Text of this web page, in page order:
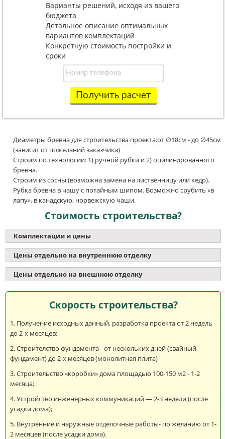
Варианты решений, исходя из вашего
бюджета
Детальное описание оптимальных
вариантов комплектаций
Конкретную стоимость постройки и
сроки
Получить расчет
Диаметры бревна для строительства проекта:от ∅18см - до ∅45см
(зависит от пожеланий заказчика)
Строим по технологии: 1) ручной рубки и 2) оцилиндрованного
бревна.
Строим из сосны (возможна замена на лиственницу или кедр).
Рубка бревна в чашу с потайным шипом. Возможно срубить «в
лапу», в канадскую, норвежскую чаши.
Стоимость строительства?
Комплектации и цены
Цены отдельно на внутреннюю отделку
Цены отдельно на внешнюю отделку
Скорость строительства?
Получение исходных данный, разработка проекта от 2 недель
до 2-х месяцев;
Строителство фундамента - от нескольких дней (свайный
фундамент) до 2-х месяцев (монолитная плита)
Строительство «коробки» дома площадью 100-150 м2 - 1-2
месяца;
Устройство инженерных коммуникаций — 2-3 недели (после
усадки дома);
Внутренние и наружные отделочные работы- по желанию от 1-
2 месяцев (после усадки дома).